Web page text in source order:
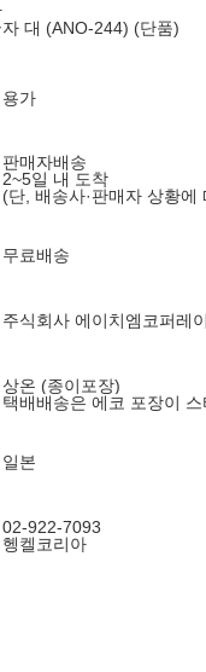
대 (ANO-244) (단품)
가
판매자배송
2~5일 내 도착
(단, 배송사·판매자 상황에
무료배송
주식회사 에이치엠코퍼레
상온 (종이포장)
택배배송은 에코 포장이
일본
02-922-7093
헹켈코리아